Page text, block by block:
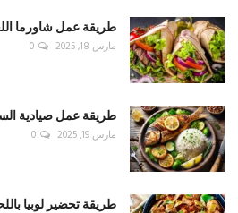
طريقة عمل شاورما
مارس 18, 2025 0
طريقة عمل صيادية
مارس 19, 2025 0
طريقة تحضير لوبيا